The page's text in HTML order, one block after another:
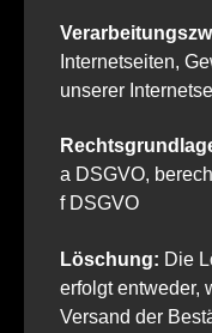
Internetseiten,
unserer
a DSGVO,
f DSGVO
Löschung: Die
erfolgt entweder,
Versand der